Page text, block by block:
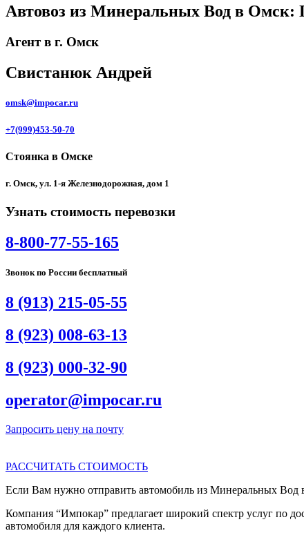
Автовоз из Минеральных Вод в Омск:
Агент в г. Омск
Свистанюк Андрей
omsk@impocar.ru
+7(999)453-50-70
Стоянка в Омске
г. Омск, ул. 1-я Железнодорожная, дом 1
Узнать стоимость перевозки
8-800-77-55-165
Звонок по России бесплатный
8 (913) 215-05-55
8 (923) 008-63-13
8 (923) 000-32-90
operator@impocar.ru
Запросить цену на почту
РАССЧИТАТЬ СТОИМОСТЬ
Если Вам нужно отправить автомобиль из Минеральных Вод
Компания “Импокар” предлагает широкий спектр услуг по
автомобиля для каждого клиента.